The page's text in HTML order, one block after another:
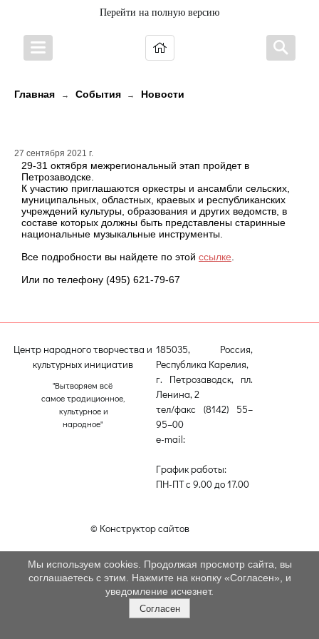
Перейти на полную версию
Главная → События → Новости
27 сентября 2021 г.
29-31 октября межрегиональный этап пройдет в
Петрозаводске.
К участию приглашаются оркестры и ансамбли сельских,
муниципальных, областных, краевых и республиканских
учреждений культуры, образования и других ведомств, в
составе которых должны быть представлены старинные
национальные музыкальные инструменты.
Все подробности вы найдете по этой ссылке.
Или по телефону (495) 621-79-67
Центр народного творчества и
культурных инициатив
"Вытворяем всё
самое традиционное,
культурное и
народное"
185035, Россия,
Республика Карелия,
г. Петрозаводск, пл.
Ленина, 2
тел/факс (8142) 55–
95–00
e-mail:
График работы:
ПН-ПТ с 9.00 до 17.00
© Конструктор сайтов
Мы используем cookies. Продолжая просмотр сайта, вы
соглашаетесь с этим. Нажмите на кнопку «Согласен», и
уведомление исчезнет.
Согласен